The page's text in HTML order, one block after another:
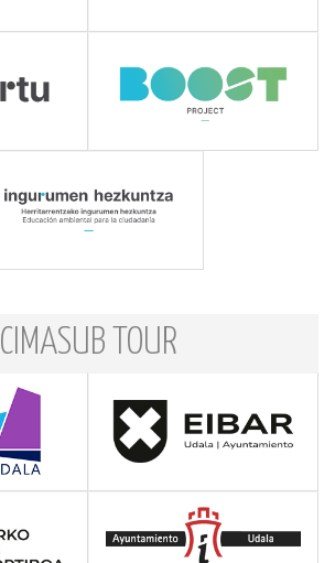
CIMASUB TOUR